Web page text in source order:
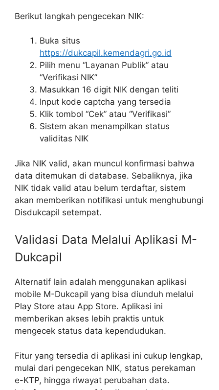
Berikut langkah pengecekan NIK:
Buka situs
https://dukcapil.kemendagri.go.id
Pilih menu “Layanan Publik” atau
“Verifikasi NIK”
Masukkan 16 digit NIK dengan teliti
Input kode captcha yang tersedia
Klik tombol “Cek” atau “Verifikasi”
Sistem akan menampilkan status
validitas NIK
Jika NIK valid, akan muncul konfirmasi bahwa
data ditemukan di database. Sebaliknya, jika
NIK tidak valid atau belum terdaftar, sistem
akan memberikan notifikasi untuk menghubungi
Disdukcapil setempat.
Validasi Data Melalui Aplikasi M-
Dukcapil
Alternatif lain adalah menggunakan aplikasi
mobile M-Dukcapil yang bisa diunduh melalui
Play Store atau App Store. Aplikasi ini
memberikan akses lebih praktis untuk
mengecek status data kependudukan.
Fitur yang tersedia di aplikasi ini cukup lengkap,
mulai dari pengecekan NIK, status perekaman
e-KTP, hingga riwayat perubahan data.